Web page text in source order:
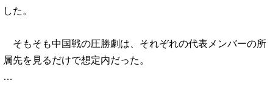
した。
そもそも中国戦の圧勝劇は、それぞれの代表メンバーの所
属先を見るだけで想定内だった。
…